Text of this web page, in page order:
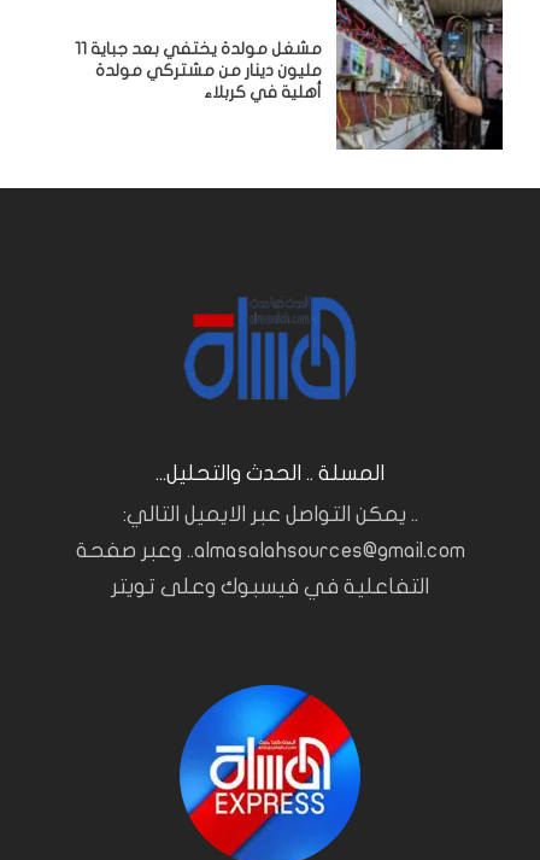
مشغل مولدة يختفي بعد جباية 11
مليون دينار من مشتركي مولدة
أهلية في كربلاء
المسلة .. الحدث والتحليل...
.. يمكن التواصل عبر الايميل التالي:
almasalahsources@gmail.com.. وعبر صفحة
التفاعلية في فيسبوك وعلى تويتر